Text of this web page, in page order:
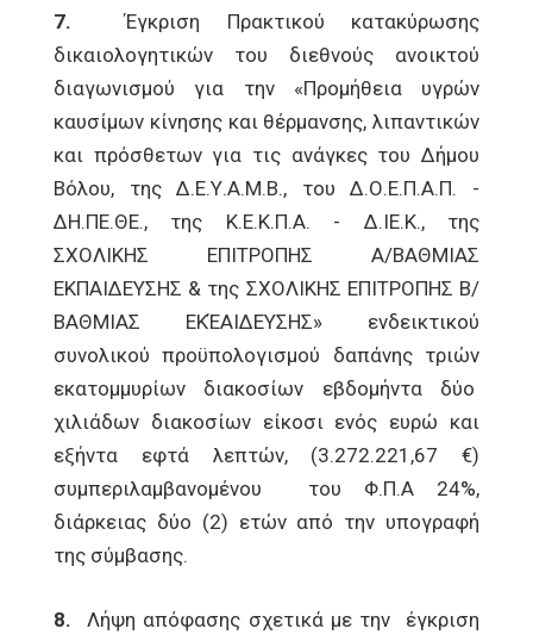
7.
Έγκριση Πρακτικού κατακύρωσης
δικαιολογητικών του διεθνούς ανοικτού
διαγωνισμού για την «Προμήθεια υγρών
καυσίμων κίνησης και θέρμανσης, λιπαντικών
και πρόσθετων για τις ανάγκες του Δήμου
Βόλου, της Δ.Ε.Υ.Α.Μ.Β., του Δ.Ο.Ε.Π.Α.Π. -
ΔΗ.ΠΕ.ΘΕ., της Κ.Ε.Κ.Π.Α. - Δ.ΙΕ.Κ., της
ΣΧΟΛΙΚΗΣ ΕΠΙΤΡΟΠΗΣ Α/ΒΑΘΜΙΑΣ
ΕΚΠΑΙΔΕΥΣΗΣ & της ΣΧΟΛΙΚΗΣ ΕΠΙΤΡΟΠΗΣ Β/
ΒΑΘΜΙΑΣ ΕΚΈΑΙΔΕΥΣΗΣ» ενδεικτικού
συνολικού προϋπολογισμού δαπάνης τριών
εκατομμυρίων διακοσίων εβδομήντα δύο
χιλιάδων διακοσίων είκοσι ενός ευρώ και
εξήντα εφτά λεπτών, (3.272.221,67 €)
συμπεριλαμβανομένου του Φ.Π.Α 24%,
διάρκειας δύο (2) ετών από την υπογραφή
της σύμβασης.
8. Λήψη απόφασης σχετικά με την έγκριση